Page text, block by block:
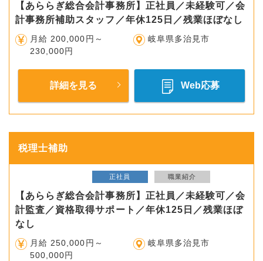
【あららぎ総合会計事務所】正社員／未経験可／会
計事務所補助スタッフ／年休125日／残業ほぼなし
月給 200,000円～
230,000円
岐阜県多治見市
詳細を見る Web応募
税理士補助
正社員 職業紹介
【あららぎ総合会計事務所】正社員／未経験可／会
計監査／資格取得サポート／年休125日／残業ほぼ
なし
月給 250,000円～
500,000円
岐阜県多治見市